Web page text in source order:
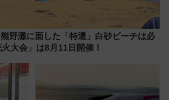
野灘に面した「特選」白砂ビーチは必
大会」は8月11日開催！